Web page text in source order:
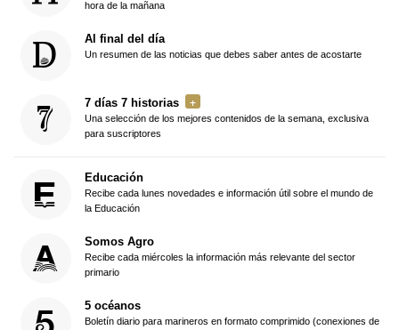
hora de la mañana
Al final del día
Un resumen de las noticias que debes saber antes de acostarte
7 días 7 historias
Una selección de los mejores contenidos de la semana, exclusiva
para suscriptores
Educación
Recibe cada lunes novedades e información útil sobre el mundo de
la Educación
Somos Agro
Recibe cada miércoles la información más relevante del sector
primario
5 océanos
Boletín diario para marineros en formato comprimido (conexiones de